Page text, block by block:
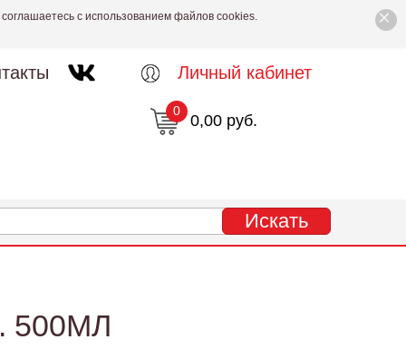
×
с использованием файлов cookies.
Личный кабинет
0,00 руб.
0